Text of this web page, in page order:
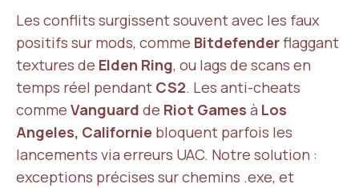
Les conflits surgissent souvent avec les faux
positifs sur mods, comme Bitdefenderflaggant
textures de Elden Ring, ou lags de scans en
temps réel pendant CS2. Les anti-cheats
comme Vanguard de Riot Games à Los
Angeles, Californie bloquent parfois les
lancements via erreurs UAC. Notre solution :
exceptions précises sur chemins .exe, et